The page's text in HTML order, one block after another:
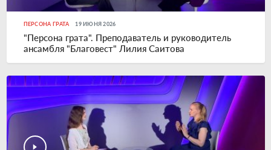
ПЕРСОНА ГРАТА 19 ИЮНЯ 2026
"Персона грата". Преподаватель и руководитель
ансамбля "Благовест" Лилия Саитова